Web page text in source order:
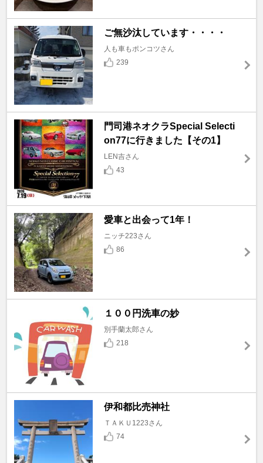
ご無沙汰しています・・・・
人も車もポンコツさん
239
門司港ネオクラSpecial Selecti
on77に行きました【その1】
LEN吉さん
43
愛車と出会って1年！
ニッチ223さん
86
１００円洗車の妙
別手蘭太郎さん
218
伊和都比売神社
ＴＡＫＵ1223さん
74